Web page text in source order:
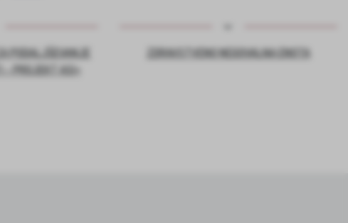
PODALJŠEVANJE
– PROJEKT ASI+
ZDRAVSTVENO NEGOVALNA ENOTA